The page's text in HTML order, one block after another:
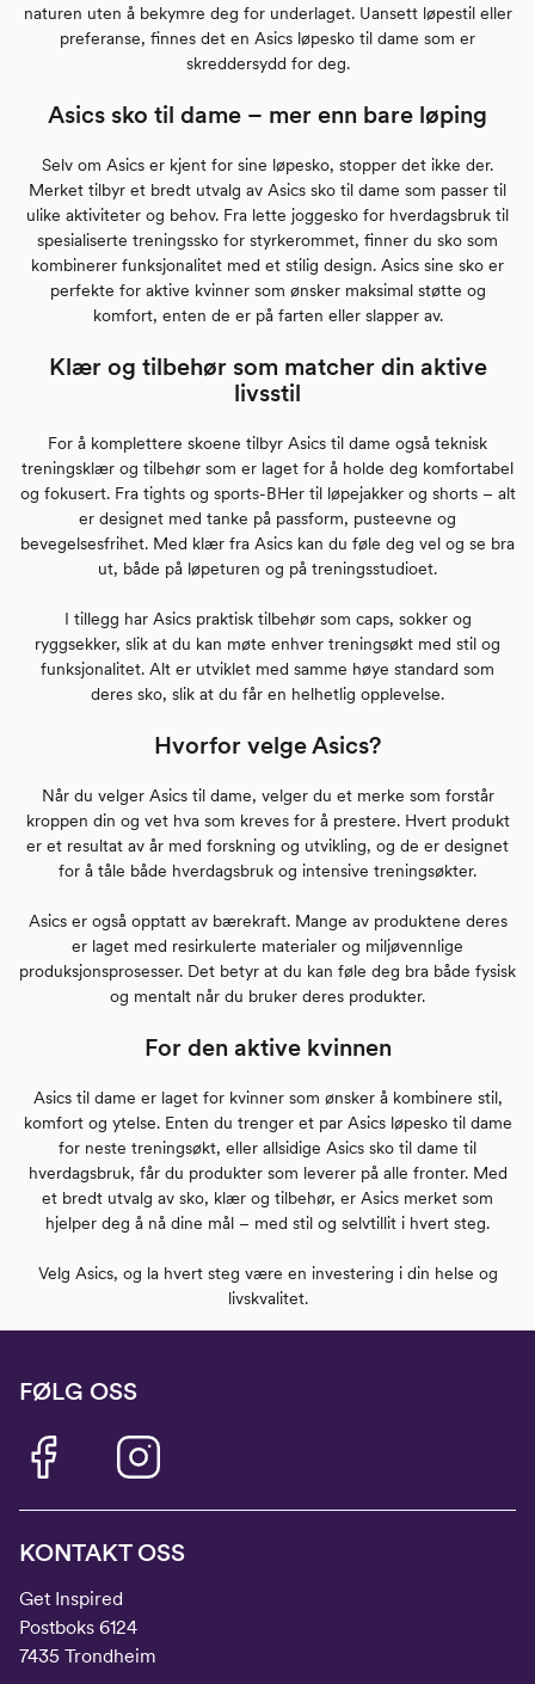
naturen uten å bekymre deg for underlaget. Uansett løpestil eller
preferanse, finnes det en Asics løpesko til dame som er
skreddersydd for deg.
Asics sko til dame – mer enn bare løping
Selv om Asics er kjent for sine løpesko, stopper det ikke der.
Merket tilbyr et bredt utvalg av Asics sko til dame som passer til
ulike aktiviteter og behov. Fra lette joggesko for hverdagsbruk til
spesialiserte treningssko for styrkerommet, finner du sko som
kombinerer funksjonalitet med et stilig design. Asics sine sko er
perfekte for aktive kvinner som ønsker maksimal støtte og
komfort, enten de er på farten eller slapper av.
Klær og tilbehør som matcher din aktive
livsstil
For å komplettere skoene tilbyr Asics til dame også teknisk
treningsklær og tilbehør som er laget for å holde deg komfortabel
og fokusert. Fra tights og sports-BHer til løpejakker og shorts – alt
er designet med tanke på passform, pusteevne og
bevegelsesfrihet. Med klær fra Asics kan du føle deg vel og se bra
ut, både på løpeturen og på treningsstudioet.
I tillegg har Asics praktisk tilbehør som caps, sokker og
ryggsekker, slik at du kan møte enhver treningsøkt med stil og
funksjonalitet. Alt er utviklet med samme høye standard som
deres sko, slik at du får en helhetlig opplevelse.
Hvorfor velge Asics?
Når du velger Asics til dame, velger du et merke som forstår
kroppen din og vet hva som kreves for å prestere. Hvert produkt
er et resultat av år med forskning og utvikling, og de er designet
for å tåle både hverdagsbruk og intensive treningsøkter.
Asics er også opptatt av bærekraft. Mange av produktene deres
er laget med resirkulerte materialer og miljøvennlige
produksjonsprosesser. Det betyr at du kan føle deg bra både fysisk
og mentalt når du bruker deres produkter.
For den aktive kvinnen
Asics til dame er laget for kvinner som ønsker å kombinere stil,
komfort og ytelse. Enten du trenger et par Asics løpesko til dame
for neste treningsøkt, eller allsidige Asics sko til dame til
hverdagsbruk, får du produkter som leverer på alle fronter. Med
et bredt utvalg av sko, klær og tilbehør, er Asics merket som
hjelper deg å nå dine mål – med stil og selvtillit i hvert steg.
Velg Asics, og la hvert steg være en investering i din helse og
livskvalitet.
FØLG OSS
KONTAKT OSS
Get Inspired
Postboks 6124
7435 Trondheim